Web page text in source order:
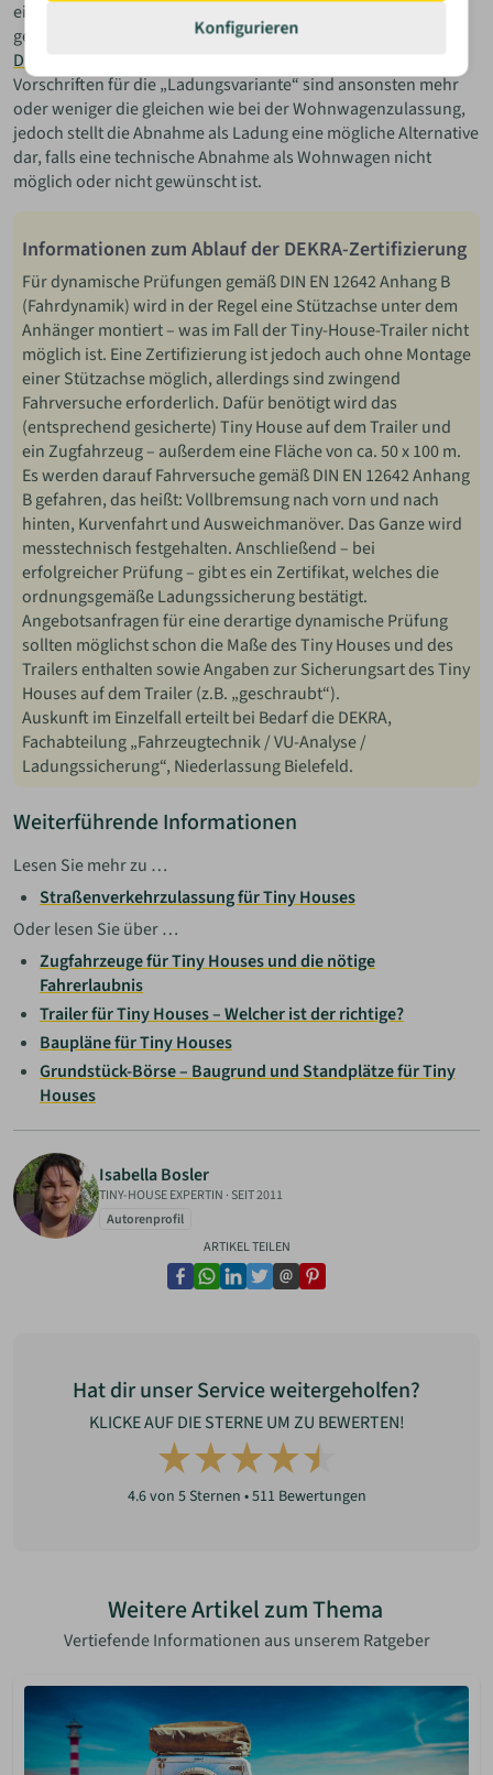
einer gegnerischen Versicherung oder zur Dokumentation
gegenüber der Polizei besteht vorab die Möglichkeit einer
DEKRA-Zertifizierung
Vorschriften für die „Ladungsvariante“ sind ansonsten mehr
oder weniger die gleichen wie bei der Wohnwagenzulassung,
jedoch stellt die Abnahme als Ladung eine mögliche Alternative
dar, falls eine technische Abnahme als Wohnwagen nicht
möglich oder nicht gewünscht ist.
Informationen zum Ablauf der DEKRA-Zertifizierung
Für dynamische Prüfungen gemäß DIN EN 12642 Anhang B
(Fahrdynamik) wird in der Regel eine Stützachse unter dem
Anhänger montiert – was im Fall der Tiny-House-Trailer nicht
möglich ist. Eine Zertifizierung ist jedoch auch ohne Montage
einer Stützachse möglich, allerdings sind zwingend
Fahrversuche erforderlich. Dafür benötigt wird das
(entsprechend gesicherte) Tiny House auf dem Trailer und
ein Zugfahrzeug – außerdem eine Fläche von ca. 50 x 100 m.
Es werden darauf Fahrversuche gemäß DIN EN 12642 Anhang
B gefahren, das heißt: Vollbremsung nach vorn und nach
hinten, Kurvenfahrt und Ausweichmanöver. Das Ganze wird
messtechnisch festgehalten. Anschließend – bei
erfolgreicher Prüfung – gibt es ein Zertifikat, welches die
ordnungsgemäße Ladungssicherung bestätigt.
Angebotsanfragen für eine derartige dynamische Prüfung
sollten möglichst schon die Maße des Tiny Houses und des
Trailers enthalten sowie Angaben zur Sicherungsart des Tiny
Houses auf dem Trailer (z.B. „geschraubt“).
Auskunft im Einzelfall erteilt bei Bedarf die DEKRA,
Fachabteilung „Fahrzeugtechnik / VU-Analyse /
Ladungssicherung“, Niederlassung Bielefeld.
Weiterführende Informationen
Lesen Sie mehr zu …
Straßenverkehrzulassung für Tiny Houses
Oder lesen Sie über …
Zugfahrzeuge für Tiny Houses und die nötige
Fahrerlaubnis
Trailer für Tiny Houses – Welcher ist der richtige?
Baupläne für Tiny Houses
Grundstück-Börse – Baugrund und Standplätze für Tiny
Houses
Isabella Bosler
TINY-HOUSE EXPERTIN · SEIT 2011
Autorenprofil
ARTIKEL TEILEN
facebook
whatsapp
linkedin
twitter
emailpinterest
Hat dir unser Service weitergeholfen?
KLICKE AUF DIE STERNE UM ZU BEWERTEN!
4.6von 5 Sternen •511 Bewertungen
Weitere Artikel zum Thema
Vertiefende Informationen aus unserem Ratgeber
Konfigurieren